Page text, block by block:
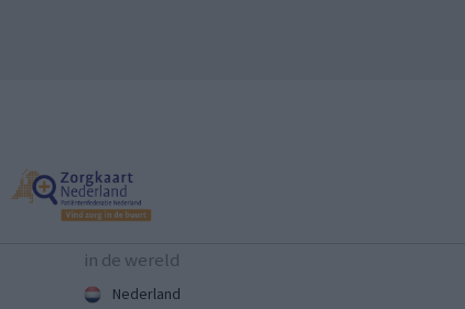
in de wereld
Nederland